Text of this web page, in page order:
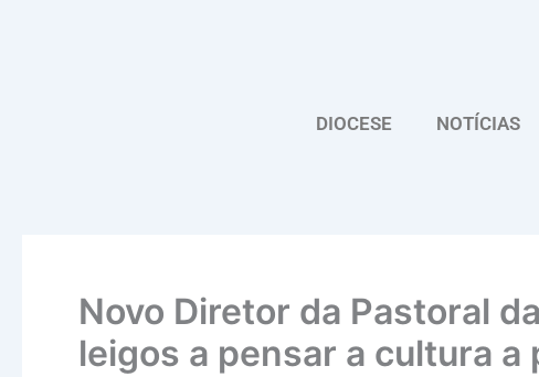
DIOCESE NOTÍCIAS
Novo Diretor da Pastoral
leigos a pensar a cultura